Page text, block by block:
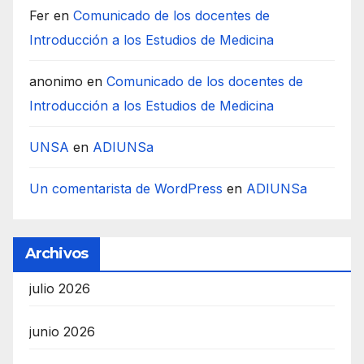
Fer en Comunicado de los docentes de
Introducción a los Estudios de Medicina
anonimo en Comunicado de los docentes de
Introducción a los Estudios de Medicina
UNSA en ADIUNSa
Un comentarista de WordPress en ADIUNSa
Archivos
julio 2026
junio 2026